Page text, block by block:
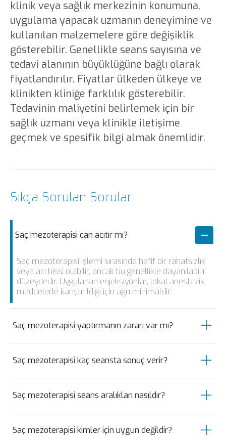
klinik veya sağlık merkezinin konumuna,
uygulama yapacak uzmanın deneyimine ve
kullanılan malzemelere göre değişiklik
gösterebilir. Genellikle seans sayısına ve
tedavi alanının büyüklüğüne bağlı olarak
fiyatlandırılır. Fiyatlar ülkeden ülkeye ve
klinikten kliniğe farklılık gösterebilir.
Tedavinin maliyetini belirlemek için bir
sağlık uzmanı veya klinikle iletişime
geçmek ve spesifik bilgi almak önemlidir.
Sıkça Sorulan Sorular
Saç mezoterapisi can acıtır mı?
Saç mezoterapisi işlemi sırasında hafif bir rahatsızlık
veya acı hissi olabilir, ancak bu genellikle dayanılabilir
düzeydedir. Uygulanan enjeksiyonlar, lokal anestezik
maddelerle karıştırıldığı için ağrı minimaldir.
Saç mezoterapisi yaptırmanın zararı var mı?
Saç mezoterapisi, uzman bir sağlık profesyoneli
tarafından uygulandığında genellikle güvenlidir. Ancak,
nadir durumlarda enfeksiyon, alerjik reaksiyonlar veya
uzmana danışmak önemlidir.
Saç mezoterapisi kaç seansta sonuç verir?
Saç mezoterapisi sonuçları kişiden kişiye farklılık
seanslar genellikle haftalar veya aylar arasında yapılır.
Saç mezoterapisi seans aralıkları nasıldır?
Saç mezoterapisi seans aralıkları, kişinin saç
olarak değişebilir. Genellikle 2 ila 4 hafta arasında bir
Saç mezoterapisi kimler için uygun değildir?